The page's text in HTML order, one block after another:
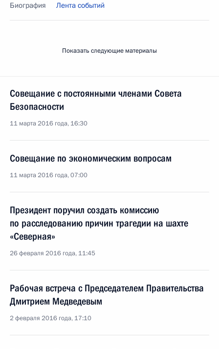
Биография Лента событий
Показать следующие материалы
Совещание с постоянными членами Совета
Безопасности
11 марта 2016 года, 16:30
Совещание по экономическим вопросам
11 марта 2016 года, 07:00
Президент поручил создать комиссию
по расследованию причин трагедии на шахте
«Северная»
26 февраля 2016 года, 11:45
Рабочая встреча с Председателем Правительства
Дмитрием Медведевым
2 февраля 2016 года, 17:10